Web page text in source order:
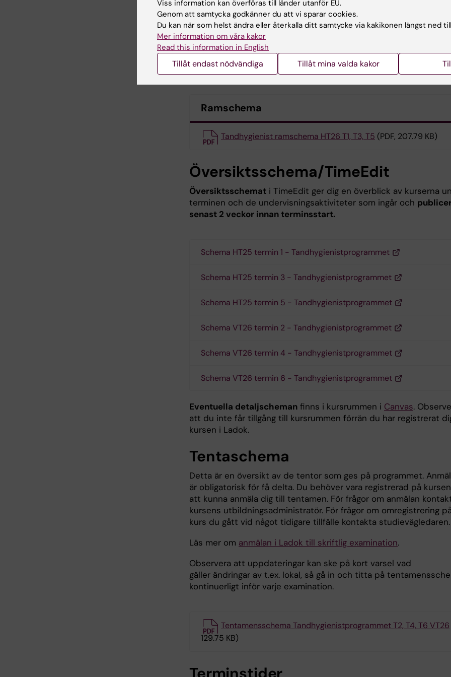
Kursveckoöversikt
Kursveckoöversikten visar hur kurserna och de ingående
löper under varje termin. Den publiceras senast fyra veckor
terminsstart.
Ramschema
Tandhygienist ramschema HT26 T1, T3, T5 (PDF, 207.79 KB)
Översiktsschema/TimeEdit
Översiktsschemat i TimeEdit ger dig en överblick av kurserna
terminen och de undervisningsaktiviteter som ingår och
senast 2 veckor innan terminsstart.
Schema HT25 termin 1 - Tandhygienistprogrammet
Schema HT25 termin 3 - Tandhygienistprogrammet
Schema HT25 termin 5 - Tandhygienistprogrammet
Schema VT26 termin 2 - Tandhygienistprogrammet
Schema VT26 termin 4 - Tandhygienistprogrammet
Schema VT26 termin 6 - Tandhygienistprogrammet
Eventuella detaljscheman finns i kursrummen i Canvas.
att du inte får tillgång till kursrummen förrän du har registrerat
kursen i Ladok.
Tentaschema
Detta är en översikt av de tentor som ges på programmet.
är obligatorisk för få delta. Du behöver vara registrerad på
att kunna anmäla dig till tentamen. För frågor om anmälan
kursens utbildningsadministratör. För frågor om omregistrering
kurs du gått vid något tidigare tillfälle kontakta
Läs mer om anmälan i Ladok till skriftlig examination.
Observera att uppdateringar kan ske på kort varsel vad
gäller ändringar av t.ex. lokal, så gå in och titta på
kontinuerligt inför varje examination.
Tentamensschema Tandhygienistprogrammet T2, T4, T6 VT26
129.75 KB)
Viss information kan överföras till länder utanför EU.
Genom att samtycka godkänner du att vi sparar cookies.
Du kan när som helst ändra eller återkalla ditt samtycke via kakikonen längst ned
Mer information om våra kakor
Read this information in English
Tillåt endast nödvändiga Tillåt mina valda kakor